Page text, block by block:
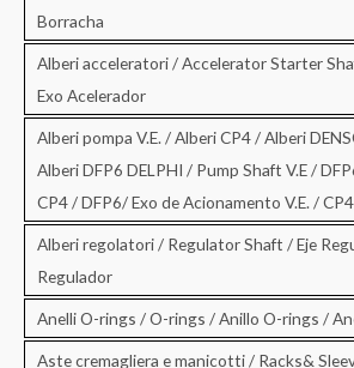
Borracha
Alberi acceleratori / Accelerator Starter
Exo Acelerador
Alberi pompa V.E. / Alberi CP4 / Alberi
Alberi DFP6 DELPHI / Pump Shaft V.E /
CP4 / DFP6/ Exo de Acionamento V.E. /
Alberi regolatori / Regulator Shaft / Eje
Regulador
Anelli O-rings / O-rings / Anillo O-rings /
Aste cremagliera e manicotti / Racks&